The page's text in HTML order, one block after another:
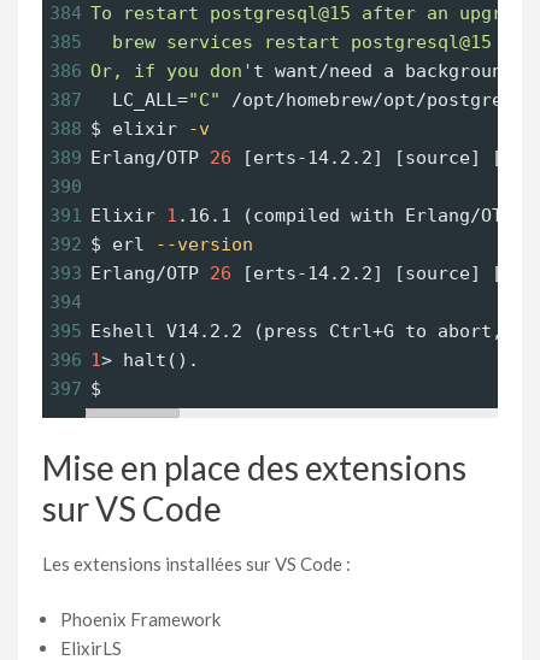
384 To restart postgresql@15 after an
385
  brew services restart postgresql@15
386 Or, if you don' t want/need a background
387
LC_ALL ="C"
/opt/homebrew/opt/
388 $ elixir
-v
389 Erlang/OTP 26 [erts-14.2.2] [source]
390
391
Elixir 1 .16.1 (compiled with Erlang/OTP
392 $ erl
--version
393 Erlang/OTP 26 [erts-14.2.2] [source]
394
395 Eshell V14.2.2 (press Ctrl+G to abort,
396 1> halt().
397 $
Mise en place des extensions
sur VS Code
Les extensions installées sur VS Code :
Phoenix Framework
ElixirLS